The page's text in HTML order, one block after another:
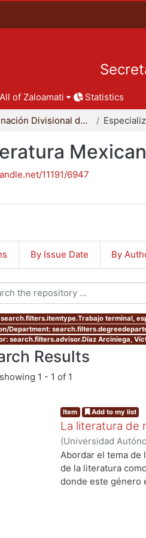
All of Zaloamati Statistics
Coordinación Divisional de Posgrado
11191/6947
By Issue Date By
terminal,
Department:
search.filters.advisor.Díaz Arciniega,
Results
1 - 1 of 1
Item Add to my list
La literatura de
(Universidad
de Servicios de
Abordar el tema
de la literatura
donde este género